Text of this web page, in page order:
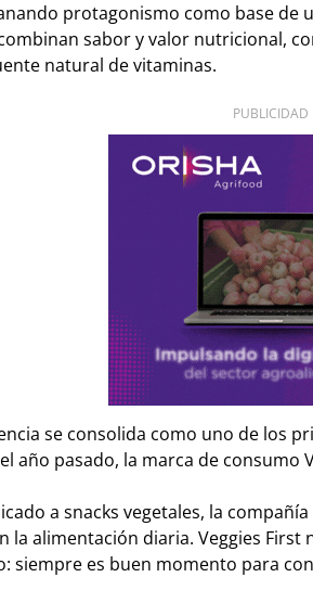
protagonismo como base de
sabor y valor nutricional,
natural de vitaminas.
PUBLICIDAD
se consolida como uno de los
año pasado, la marca de consumo
a snacks vegetales, la
la alimentación diaria. Veggies
siempre es buen momento para